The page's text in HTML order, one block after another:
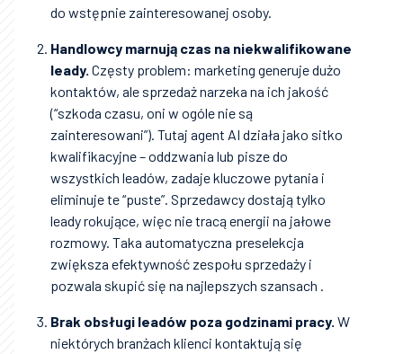
do wstępnie zainteresowanej osoby.
Handlowcy marnują czas na niekwalifikowane
leady. Częsty problem: marketing generuje dużo
kontaktów, ale sprzedaż narzeka na ich jakość
(“szkoda czasu, oni w ogóle nie są
zainteresowani”). Tutaj agent AI działa jako sitko
kwalifikacyjne – oddzwania lub pisze do
wszystkich leadów, zadaje kluczowe pytania i
eliminuje te “puste”. Sprzedawcy dostają tylko
leady rokujące, więc nie tracą energii na jałowe
rozmowy. Taka automatyczna preselekcja
zwiększa efektywność zespołu sprzedaży i
pozwala skupić się na najlepszych szansach .
Brak obsługi leadów poza godzinami pracy. W
niektórych branżach klienci kontaktują się